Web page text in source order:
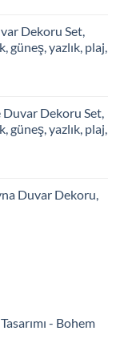
Dekoru Set,
güneş, yazlık, plaj,
Duvar Dekoru Set,
güneş, yazlık, plaj,
Duvar Dekoru,
- Bohem